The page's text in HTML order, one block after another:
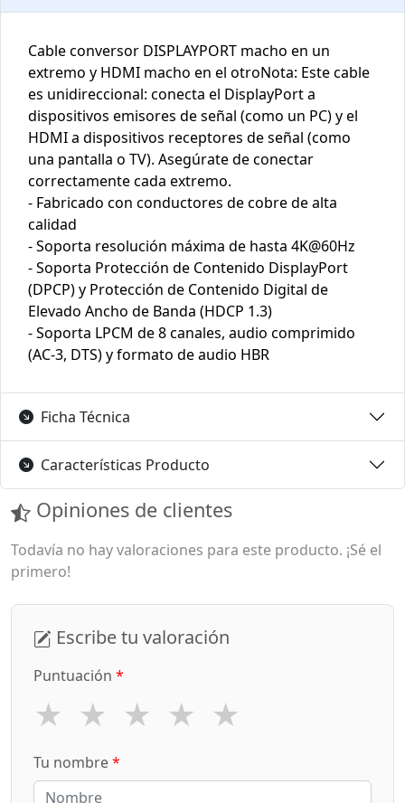
Cable conversor DISPLAYPORT macho en un
extremo y HDMI macho en el otroNota: Este cable
es unidireccional: conecta el DisplayPort a
dispositivos emisores de señal (como un PC) y el
HDMI a dispositivos receptores de señal (como
una pantalla o TV). Asegúrate de conectar
correctamente cada extremo.
- Fabricado con conductores de cobre de alta
calidad
- Soporta resolución máxima de hasta 4K@60Hz
- Soporta Protección de Contenido DisplayPort
(DPCP) y Protección de Contenido Digital de
Elevado Ancho de Banda (HDCP 1.3)
- Soporta LPCM de 8 canales, audio comprimido
(AC-3, DTS) y formato de audio HBR
Ficha Técnica
Características Producto
Opiniones de clientes
Todavía no hay valoraciones para este producto. ¡Sé el
primero!
Escribe tu valoración
Puntuación *
★ ★ ★ ★ ★
Tu nombre*